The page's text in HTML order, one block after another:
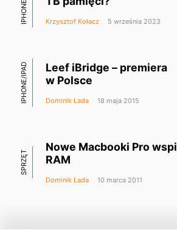
Krzysztof Kołacz 5 września 2023
IPHONE/IPAD
Leef iBridge – premiera
w Polsce
Dominik Łada 18 maja 2015
SPRZĘT
Nowe Macbooki Pro
RAM
Dominik Łada 10 marca 2011